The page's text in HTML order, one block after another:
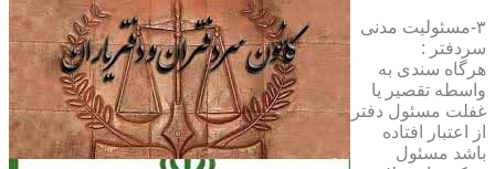
۳-مسئولیت مدنی
سردفتر :
هرگاه سندی به
واسطه تقصیر یا
غفلت مسئول دفتر
از اعتبار افتاده
باشد مسئول